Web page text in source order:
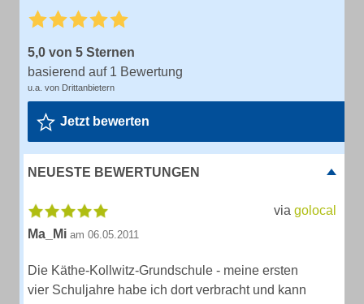
5,0 von 5 Sternen
basierend auf 1 Bewertung
u.a. von Drittanbietern
Jetzt bewerten
NEUESTE BEWERTUNGEN
via golocal
Ma_Mi am 06.05.2011
Die Käthe-Kollwitz-Grundschule - meine ersten
vier Schuljahre habe ich dort verbracht und kann